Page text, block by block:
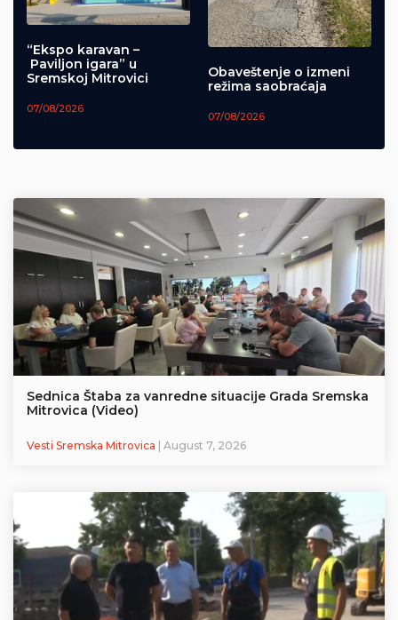
“Ekspo karavan –
Paviljon igara” u
Sremskoj Mitrovici
07/08/2026
Obaveštenje o izmeni
režima saobraćaja
07/08/2026
Sednica Štaba za vanredne situacije Grada Sremska
Mitrovica (Video)
Vesti Sremska Mitrovica | August 7, 2026